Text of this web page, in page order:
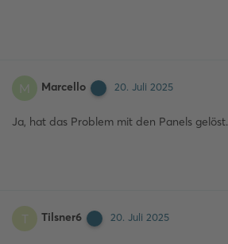
M Marcello 20. Juli 2025
Ja, hat das Problem mit den Panels gelöst.
T Tilsner6 20. Juli 2025